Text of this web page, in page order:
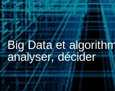
Big Data et
analyser, décider